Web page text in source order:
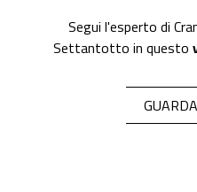
Segui l'esperto di
Settantotto in questo